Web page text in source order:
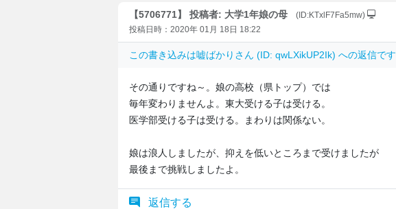
【5706771】 投稿者: 大学1年娘の母
(ID:KTxlF7Fa5mw)
投稿日時：2020年 01月 18日 18:22
この書き込みは嘘ばかり さん (ID: qwLXikUP2Ik) への返信です
その通りですね～。娘の高校（県トップ）では
毎年変わりませんよ。東大受ける子は受ける。
医学部受ける子は受ける。まわりは関係ない。
娘は浪人しましたが、抑えを低いところまで受けましたが
最後まで挑戦しましたよ。
返信する